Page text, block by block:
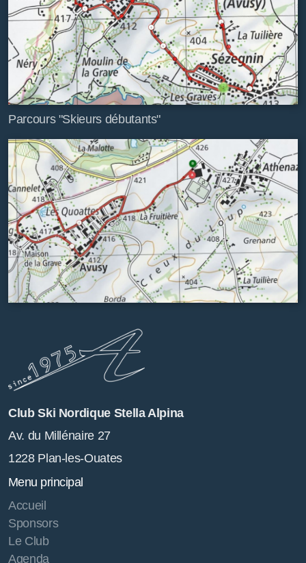
Parcours "Skieurs débutants"
Club Ski Nordique Stella Alpina
Av. du Millénaire 27
1228 Plan-les-Ouates
Menu principal
Accueil
Sponsors
Le Club
Agenda